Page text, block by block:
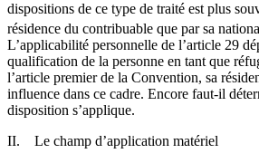
dispositions de ce type de traité est plus
résidence du contribuable que par sa
L’applicabilité personnelle de l’article 29
qualification de la personne en tant que
l’article premier de la Convention, sa
influence dans ce cadre. Encore faut-il
disposition s’applique.
II. Le champ d’application matériel